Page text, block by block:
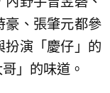
豪、張肇元都參
扮演「慶仔」的
」的味道。